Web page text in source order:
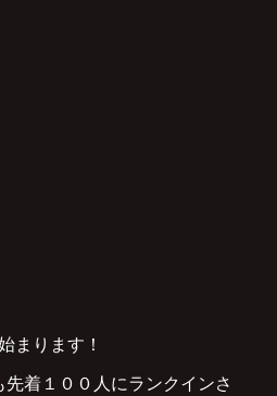
まります！
着１００人にランクインさ